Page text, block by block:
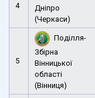
4
Дніпро
(Черкаси)
5
Поділля-
Збірна
Вінницької
області
(Вінниця)